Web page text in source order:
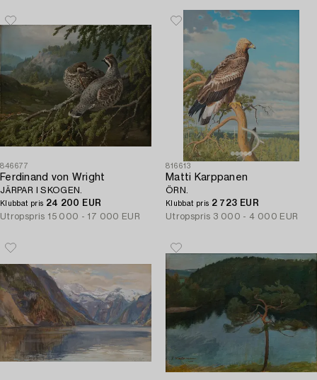
846677
Ferdinand von Wright
JÄRPAR I SKOGEN.
Klubbat pris 24 200 EUR
Utropspris 15 000 - 17 000 EUR
816613
Matti Karppanen
ÖRN.
Klubbat pris 2 723 EUR
Utropspris 3 000 - 4 000 EUR